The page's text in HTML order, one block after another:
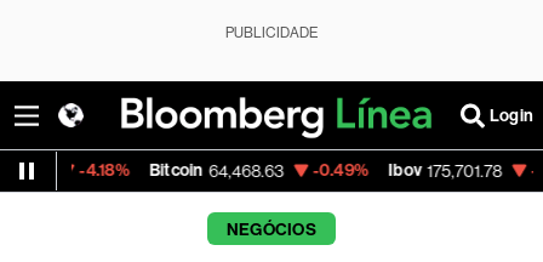
PUBLICIDADE
Login
Bitcoin 64,468.63 -0.49% Ibov 175,701.78 -1.14%
NEGÓCIOS